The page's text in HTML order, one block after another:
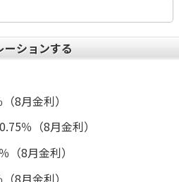
ーションする
8月金利）
％（8月金利）
（8月金利）
8月金利）